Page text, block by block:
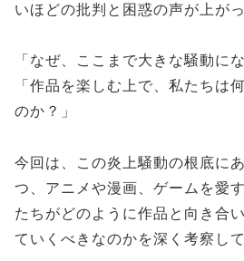
いほどの批判と困惑の声が上が
「なぜ、ここまで大きな騒動に
「作品を楽しむ上で、私たちは
のか？」
今回は、この炎上騒動の根底に
つ、アニメや漫画、ゲームを愛
たちがどのように作品と向き合
ていくべきなのかを深く考察し